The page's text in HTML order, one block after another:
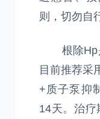
则，切勿自
根除Hp是
目前推荐采
+质子泵抑
14天。治疗